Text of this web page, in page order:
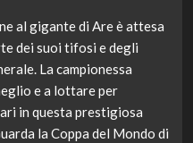
al gigante di Are è attesa
dei suoi tifosi e degli
La campionessa
e a lottare per
in questa prestigiosa
la Coppa del Mondo di